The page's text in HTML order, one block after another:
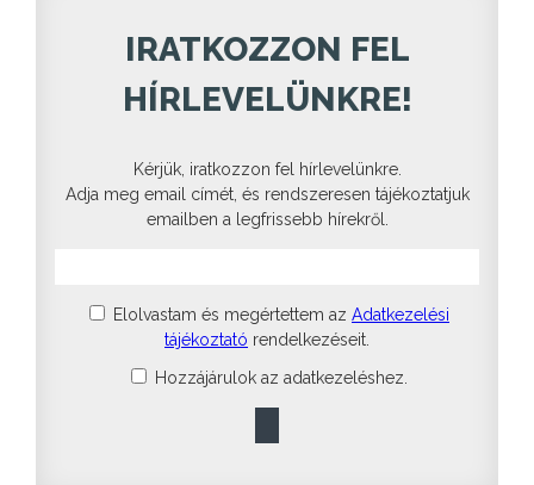
IRATKOZZON FEL
HÍRLEVELÜNKRE!
Kérjük, iratkozzon fel hírlevelünkre.
Adja meg email címét, és rendszeresen tájékoztatjuk
emailben a legfrissebb hírekről.
Elolvastam és megértettem az Adatkezelési
tájékoztató rendelkezéseit.
Hozzájárulok az adatkezeléshez.